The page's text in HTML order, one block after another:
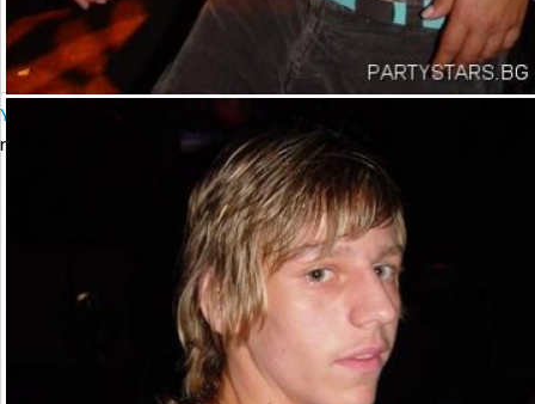
YALTA Club Presents MARTIN SOLVERG
петък, 06 октомври 2006 23:00